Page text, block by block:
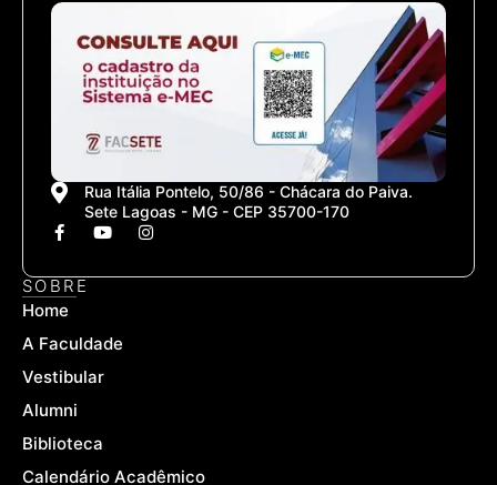
Rua Itália Pontelo, 50/86 - Chácara do Paiva.
Sete Lagoas - MG - CEP 35700-170
F
a
e
b
o
k
f
Y
t
I
n
t
SOBRE
Home
A Faculdade
Vestibular
Alumni
Biblioteca
Calendário Acadêmico